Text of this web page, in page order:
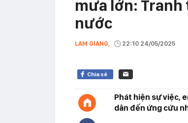
mưa lớn:
nước
LAM GIANG, 22:10 24/05/2025
Chia sẻ
Phát hiện sự việc,
dân đến ứng cứu